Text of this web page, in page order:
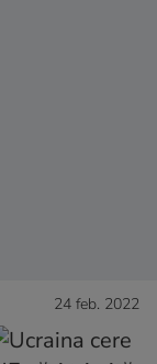
24 feb. 2022